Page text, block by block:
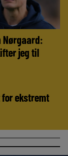
jeg til
ekstremt